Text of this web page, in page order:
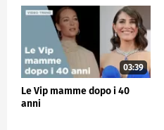
03:39
Le Vip mamme dopo i 40
anni